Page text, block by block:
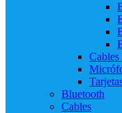
Bluetooth
Cables